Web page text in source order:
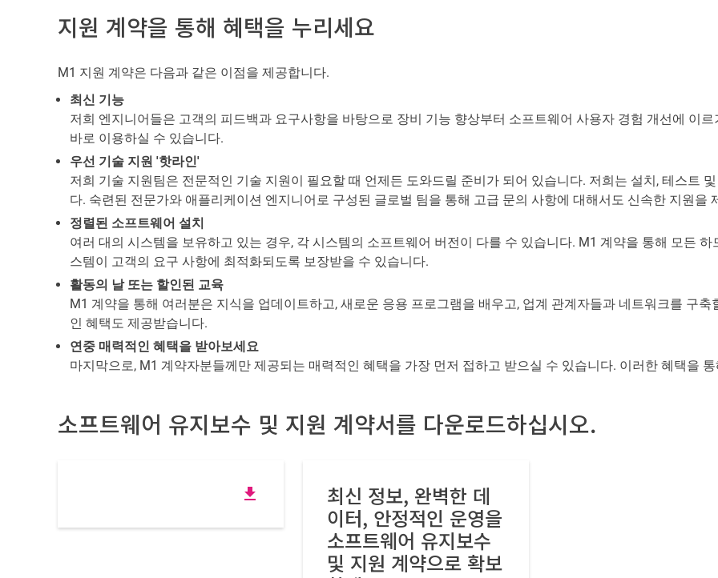
지원 계약을 통해 혜택을 누리세요
M1 지원 계약은 다음과 같은 이점을 제공합니다.
최신 기능
저희 엔지니어들은 고객의 피드백과 요구사항을 바탕으로 장비 기능 향상부터 소프트웨어 사용자 경험 개선에 이
바로 이용하실 수 있습니다.
우선 기술 지원 '핫라인'
저희 기술 지원팀은 전문적인 기술 지원이 필요할 때 언제든 도와드릴 준비가 되어 있습니다. 저희는 설치, 테스트
다. 숙련된 전문가와 애플리케이션 엔지니어로 구성된 글로벌 팀을 통해 고급 문의 사항에 대해서도 신속한 지원을
정렬된 소프트웨어 설치
여러 대의 시스템을 보유하고 있는 경우, 각 시스템의 소프트웨어 버전이 다를 수 있습니다. M1 계약을 통해 모든
스템이 고객의 요구 사항에 최적화되도록 보장받을 수 있습니다.
활동의 날 또는 할인된 교육
M1 계약을 통해 여러분은 지식을 업데이트하고, 새로운 응용 프로그램을 배우고, 업계 관계자들과 네트워크를 구
인 혜택도 제공받습니다.
연중 매력적인 혜택을 받아보세요
마지막으로, M1 계약자분들께만 제공되는 매력적인 혜택을 가장 먼저 접하고 받으실 수 있습니다. 이러한 혜택을
소프트웨어 유지보수 및 지원 계약서를 다운로드하십시오.
file_download
최신 정보, 완벽한 데
이터, 안정적인 운영을
소프트웨어 유지보수
및 지원 계약으로 확보